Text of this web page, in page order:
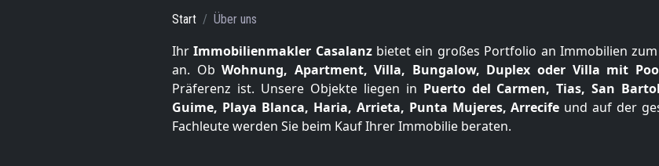
Start Über uns
IhrImmobilienmakler Casalanz bietet ein großes Portfolio an Immobilien
an. ObWohnung, Apartment, Villa, Bungalow, Duplex oder Villa mit
Präferenz ist. Unsere Objekte liegen in Puerto del Carmen, Tias, San
Guime, Playa Blanca, Haria, Arrieta, Punta Mujeres, Arrecife und auf der
Fachleute werden Sie beim Kauf Ihrer Immobilie beraten.